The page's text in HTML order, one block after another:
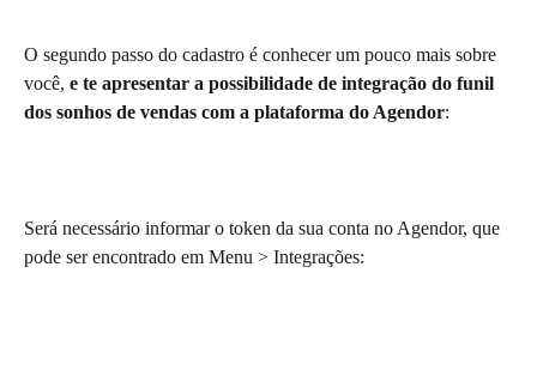
O segundo passo do cadastro é conhecer um pouco mais sobre
você, e te apresentar a possibilidade de integração do funil
dos sonhos de vendas com a plataforma do Agendor:
Será necessário informar o token da sua conta no Agendor, que
pode ser encontrado em Menu > Integrações: